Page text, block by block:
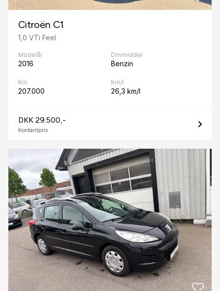
Citroën C1
1,0 VTi Feel
Modelår
2016
Drivmiddel
Benzin
Km
207.000
Km/l
26,3 km/l
DKK 29.500,-
Kontantpris